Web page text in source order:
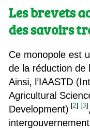
Les brevets
des savoirs
Ce monopole est
de la réduction de
Ainsi, l’IAASTD
Agricultural
Development) [2] [3]